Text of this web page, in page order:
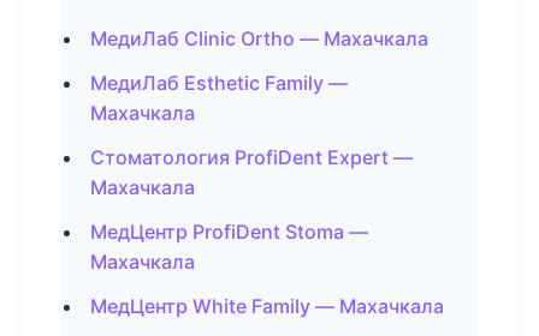
МедиЛаб Clinic Ortho — Махачкала
МедиЛаб Esthetic Family —
Махачкала
Стоматология ProfiDent Expert —
Махачкала
МедЦентр ProfiDent Stoma —
Махачкала
МедЦентр White Family — Махачкала